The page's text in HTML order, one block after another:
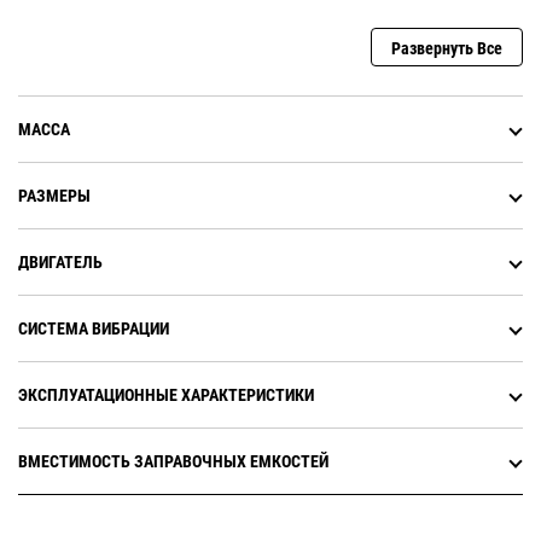
Различные варианты балласта,
прикрепленные на опоры
улучшает гибкость работы и
Развернуть Все
МАССА
РАЗМЕРЫ
ДВИГАТЕЛЬ
СИСТЕМА ВИБРАЦИИ
ЭКСПЛУАТАЦИОННЫЕ ХАРАКТЕРИСТИКИ
ВМЕСТИМОСТЬ ЗАПРАВОЧНЫХ ЕМКОСТЕЙ